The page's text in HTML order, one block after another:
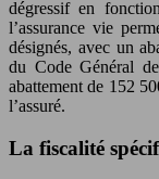
dégressif en
l’assurance vie
désignés, avec un
du Code Général
abattement de 152
l’assuré.
La fiscalité